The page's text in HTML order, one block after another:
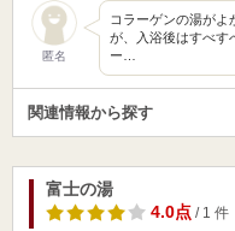
匿名
コラーゲンの湯がよ
が、入浴後はすべす
ー…
関連情報から探す
富士の湯
4.0点/ 1 件